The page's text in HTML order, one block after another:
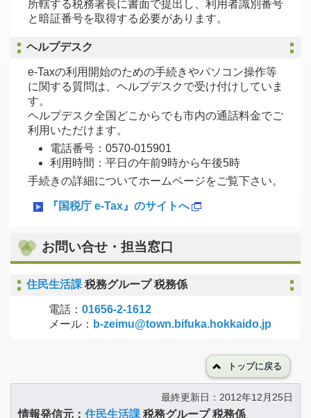
所轄する税務署長に書面で提出し、利用者識別番号
と暗証番号を取得する必要があります。
ヘルプデスク
e-Taxの利用開始のための手続きやパソコン操作等
に関する質問は、ヘルプデスクで受け付けしていま
す。
ヘルプデスク全国どこからでも市内の通話料金でご
利用いただけます。
電話番号：0570-015901
利用時間：平日の午前9時から午後5時
手続きの詳細についてホームページをご覧下さい。
『国税庁 e-Tax』のサイトへ
お問い合せ・担当窓口
住民生活課 税務グループ 税務係
電話： 01656-2-1612
メール： b-zeimu@town.bifuka.hokkaido.jp
トップに戻る
最終更新日：2012年12月25日
情報発信元： 住民生活課 税務グループ 税務係